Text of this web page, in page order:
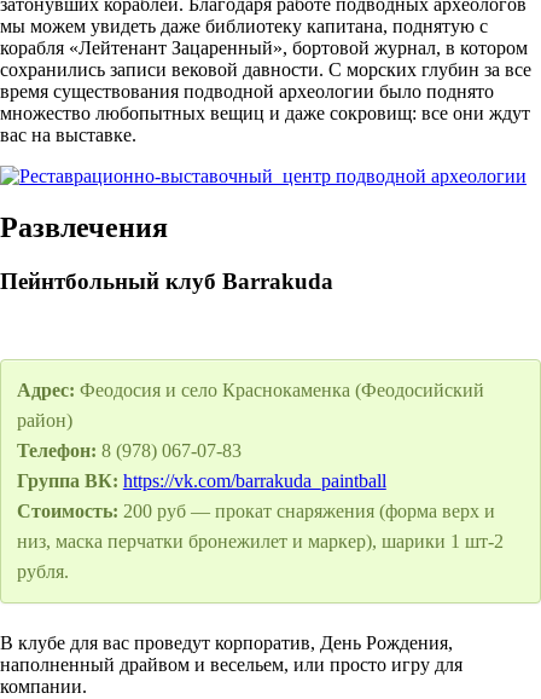
затонувших кораблей. Благодаря работе подводных археологов
мы можем увидеть даже библиотеку капитана, поднятую с
корабля «Лейтенант Зацаренный», бортовой журнал, в котором
сохранились записи вековой давности. С морских глубин за все
время существования подводной археологии было поднято
множество любопытных вещиц и даже сокровищ: все они ждут
вас на выставке.
Развлечения
Пейнтбольный клуб Barrakuda
Адрес: Феодосия и село Краснокаменка (Феодосийский
район)
Телефон: 8 (978) 067-07-83
Группа ВК: https://vk.com/barrakuda_paintball
Стоимость: 200 руб — прокат снаряжения (форма верх и
низ, маска перчатки бронежилет и маркер), шарики 1 шт-2
рубля.
В клубе для вас проведут корпоратив, День Рождения,
наполненный драйвом и весельем, или просто игру для
компании.